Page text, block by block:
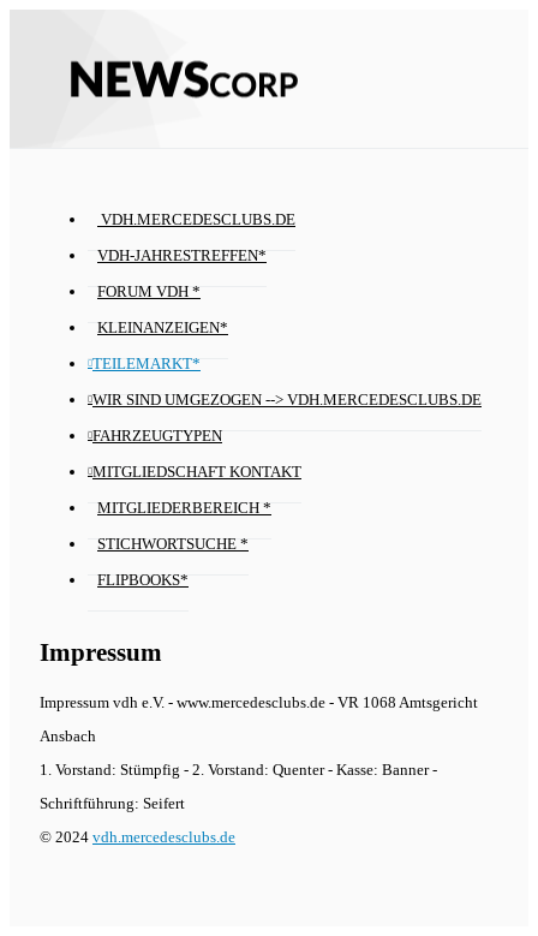
VDH.MERCEDESCLUBS.DE
VDH-JAHRESTREFFEN*
FORUM VDH *
KLEINANZEIGEN*
TEILEMARKT*
WIR SIND UMGEZOGEN --> VDH.MERCEDESCLUBS.DE
FAHRZEUGTYPEN
MITGLIEDSCHAFT KONTAKT
MITGLIEDERBEREICH *
STICHWORTSUCHE *
FLIPBOOKS*
Impressum
Impressum vdh e.V. - www.mercedesclubs.de - VR 1068 Amtsgericht
Ansbach
1. Vorstand: Stümpfig - 2. Vorstand: Quenter - Kasse: Banner -
Schriftführung: Seifert
© 2024 vdh.mercedesclubs.de